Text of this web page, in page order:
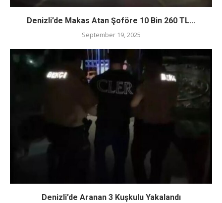
Denizli’de Makas Atan Şoföre 10 Bin 260 TL...
September 19, 2025
Denizli’de Aranan 3 Kuşkulu Yakalandı